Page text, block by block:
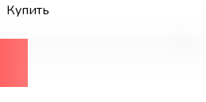
Купить